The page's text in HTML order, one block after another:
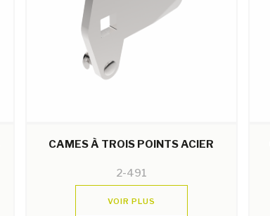
CAMES À TROIS POINTS ACIER
2-491
VOIR PLUS